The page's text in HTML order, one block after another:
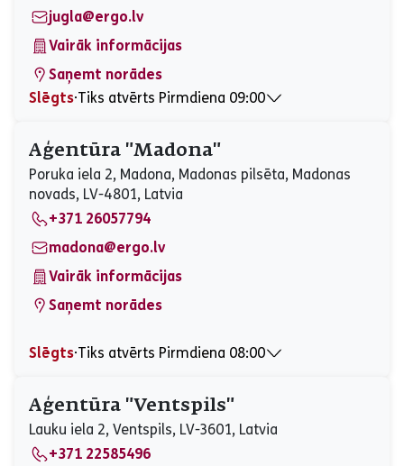
Svētdiena
Slēgts
jugla@ergo.lv
Vairāk informācijas
Saņemt norādes
Slēgts⋅Tiks atvērts Pirmdiena 09:00
Otrdiena
09:00 - 17:00
Trešdiena
09:00 - 17:00
Ceturtdiena
09:00 - 17:00
Piektdiena
09:00 - 17:00
Sestdiena
Slēgts
Svētdiena
Slēgts
Aģentūra "Madona"
Poruka iela 2, Madona, Madonas pilsēta, Madonas
novads, LV-4801, Latvia
+371 26057794
madona@ergo.lv
Vairāk informācijas
Saņemt norādes
Slēgts⋅Tiks atvērts Pirmdiena 08:00
Otrdiena
08:00 - 16:00
Trešdiena
08:00 - 16:00
Ceturtdiena
08:00 - 17:00
Piektdiena
08:00 - 17:00
Aģentūra "Ventspils"
Lauku iela 2, Ventspils, LV-3601, Latvia
+371 22585496